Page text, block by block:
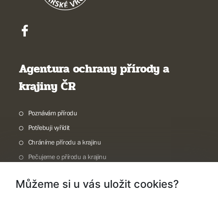
Agentura ochrany přírody a
krajiny ČR
Poznávám přírodu
Potřebuji vyřídit
Chráníme přírodu a krajinu
Pečujeme o přírodu a krajinu
O nás
Můžeme si u vás uložit cookies?